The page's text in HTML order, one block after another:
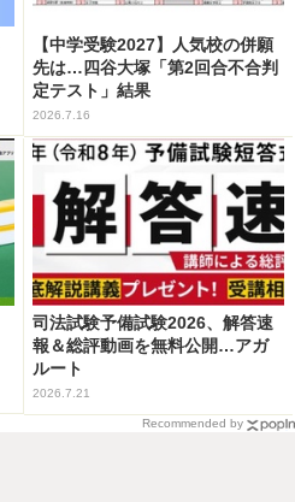
【中学受験2027】人気校の併願
先は…四谷大塚「第2回合不合判
定テスト」結果
2026.7.16
司法試験予備試験2026、解答速
報＆総評動画を無料公開…アガ
ルート
2026.7.21
Recommended by